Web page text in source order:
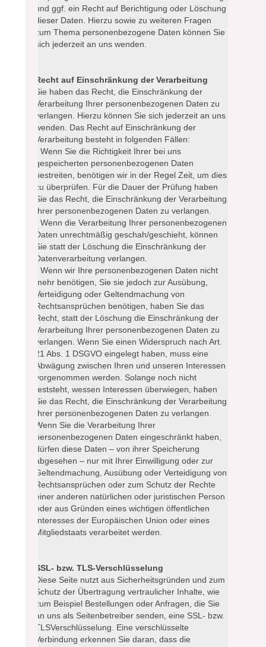
und ggf. ein Recht auf Berichtigung oder Löschung
dieser Daten. Hierzu sowie zu weiteren Fragen
zum Thema personenbezogene Daten können Sie
sich jederzeit an uns wenden.
Recht auf Einschränkung der Verarbeitung
Sie haben das Recht, die Einschränkung der
Verarbeitung Ihrer personenbezogenen Daten zu
verlangen. Hierzu können Sie sich jederzeit an uns
wenden. Das Recht auf Einschränkung der
Verarbeitung besteht in folgenden Fällen:
- Wenn Sie die Richtigkeit Ihrer bei uns
gespeicherten personenbezogenen Daten
bestreiten, benötigen wir in der Regel Zeit, um dies
zu überprüfen. Für die Dauer der Prüfung haben
Sie das Recht, die Einschränkung der Verarbeitung
Ihrer personenbezogenen Daten zu verlangen.
- Wenn die Verarbeitung Ihrer personenbezogenen
Daten unrechtmäßig geschah/geschieht, können
Sie statt der Löschung die Einschränkung der
Datenverarbeitung verlangen.
- Wenn wir Ihre personenbezogenen Daten nicht
mehr benötigen, Sie sie jedoch zur Ausübung,
Verteidigung oder Geltendmachung von
Rechtsansprüchen benötigen, haben Sie das
Recht, statt der Löschung die Einschränkung der
Verarbeitung Ihrer personenbezogenen Daten zu
verlangen. Wenn Sie einen Widerspruch nach Art.
21 Abs. 1 DSGVO eingelegt haben, muss eine
Abwägung zwischen Ihren und unseren Interessen
vorgenommen werden. Solange noch nicht
feststeht, wessen Interessen überwiegen, haben
Sie das Recht, die Einschränkung der Verarbeitung
Ihrer personenbezogenen Daten zu verlangen.
Wenn Sie die Verarbeitung Ihrer
personenbezogenen Daten eingeschränkt haben,
dürfen diese Daten – von ihrer Speicherung
abgesehen – nur mit Ihrer Einwilligung oder zur
Geltendmachung, Ausübung oder Verteidigung von
Rechtsansprüchen oder zum Schutz der Rechte
einer anderen natürlichen oder juristischen Person
oder aus Gründen eines wichtigen öffentlichen
Interesses der Europäischen Union oder eines
Mitgliedstaats verarbeitet werden.
SSL- bzw. TLS-Verschlüsselung
Diese Seite nutzt aus Sicherheitsgründen und zum
Schutz der Übertragung vertraulicher Inhalte, wie
zum Beispiel Bestellungen oder Anfragen, die Sie
an uns als Seitenbetreiber senden, eine SSL- bzw.
TLSVerschlüsselung. Eine verschlüsselte
Verbindung erkennen Sie daran, dass die